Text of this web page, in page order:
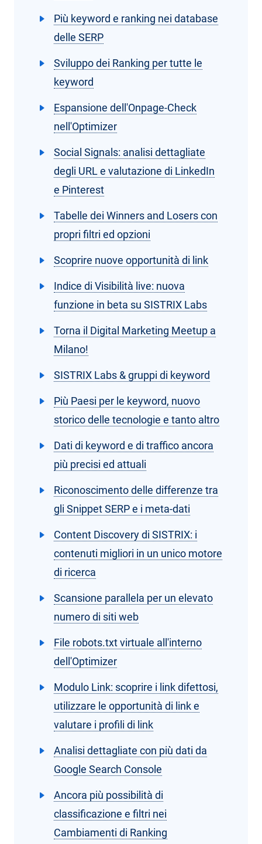
Più keyword e ranking nei database
delle SERP
Sviluppo dei Ranking per tutte le
keyword
Espansione dell'Onpage-Check
nell'Optimizer
Social Signals: analisi dettagliate
degli URL e valutazione di LinkedIn
e Pinterest
Tabelle dei Winners and Losers con
propri filtri ed opzioni
Scoprire nuove opportunità di link
Indice di Visibilità live: nuova
funzione in beta su SISTRIX Labs
Torna il Digital Marketing Meetup a
Milano!
SISTRIX Labs & gruppi di keyword
Più Paesi per le keyword, nuovo
storico delle tecnologie e tanto altro
Dati di keyword e di traffico ancora
più precisi ed attuali
Riconoscimento delle differenze tra
gli Snippet SERP e i meta-dati
Content Discovery di SISTRIX: i
contenuti migliori in un unico motore
di ricerca
Scansione parallela per un elevato
numero di siti web
File robots.txt virtuale all'interno
dell'Optimizer
Modulo Link: scoprire i link difettosi,
utilizzare le opportunità di link e
valutare i profili di link
Analisi dettagliate con più dati da
Google Search Console
Ancora più possibilità di
classificazione e filtri nei
Cambiamenti di Ranking